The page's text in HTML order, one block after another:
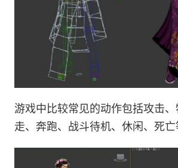
游戏中比较常见的动作包括攻击
走、奔跑、战斗待机、休闲、死亡